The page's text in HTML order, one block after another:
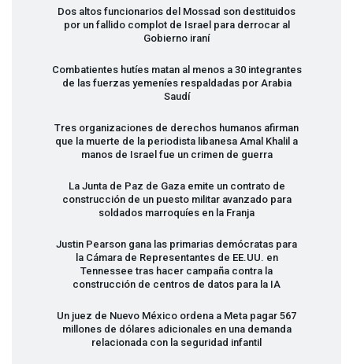
Dos altos funcionarios del Mossad son destituidos
por un fallido complot de Israel para derrocar al
Gobierno iraní
Combatientes hutíes matan al menos a 30 integrantes
de las fuerzas yemeníes respaldadas por Arabia
Saudí
Tres organizaciones de derechos humanos afirman
que la muerte de la periodista libanesa Amal Khalil a
manos de Israel fue un crimen de guerra
La Junta de Paz de Gaza emite un contrato de
construcción de un puesto militar avanzado para
soldados marroquíes en la Franja
Justin Pearson gana las primarias demócratas para
la Cámara de Representantes de EE.UU. en
Tennessee tras hacer campaña contra la
construcción de centros de datos para la IA
Un juez de Nuevo México ordena a Meta pagar 567
millones de dólares adicionales en una demanda
relacionada con la seguridad infantil